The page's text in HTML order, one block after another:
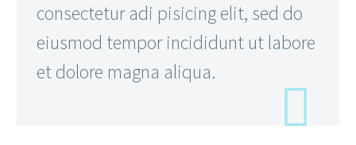
consectetur adi pisicing elit, sed do
eiusmod tempor incididunt ut labore
et dolore magna aliqua.